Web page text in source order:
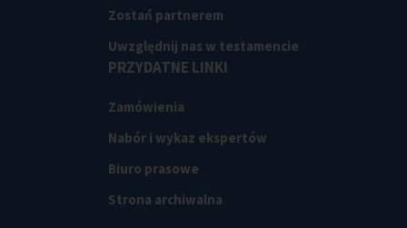
Zostań partnerem
Uwzględnij nas w testamencie
PRZYDATNE LINKI
Zamówienia
Nabór i wykaz ekspertów
Biuro prasowe
Strona archiwalna